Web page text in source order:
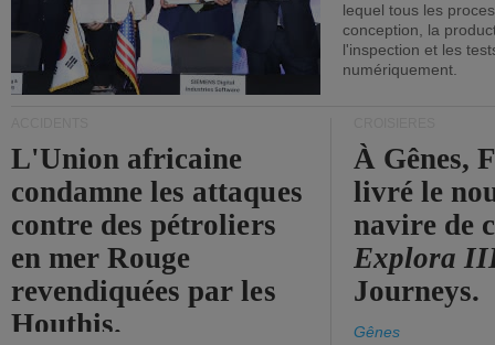
lequel tous les
conception, la
l'inspection et les
numériquement.
L'Union africaine
condamne les attaques
contre des pétroliers
en mer Rouge
revendiquées par les
Houthis.
À Gênes,
livré le
navire de
Explora
Journeys.
Gênes